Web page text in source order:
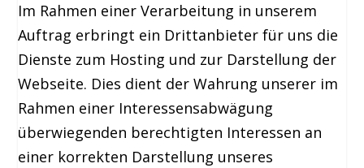
Im Rahmen einer Verarbeitung in unserem
Auftrag erbringt ein Drittanbieter für uns die
Dienste zum Hosting und zur Darstellung der
Webseite. Dies dient der Wahrung unserer im
Rahmen einer Interessensabwägung
überwiegenden berechtigten Interessen an
einer korrekten Darstellung unseres